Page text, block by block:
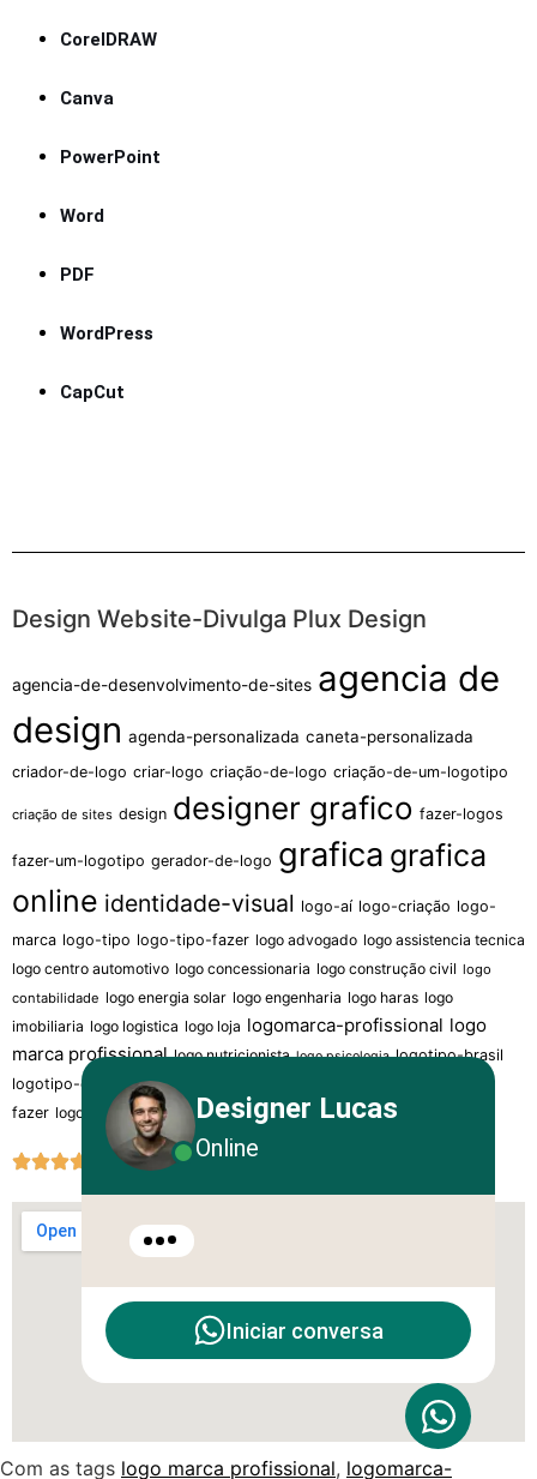
CorelDRAW
Canva
PowerPoint
Word
PDF
WordPress
CapCut
Design Website-Divulga Plux Design
agencia-de-desenvolvimento-de-sites agencia de
design agenda-personalizada caneta-personalizada
criador-de-logo criar-logo criação-de-logo criação-de-um-logotipo
criação de sites design designer grafico fazer-logos
fazer-um-logotipo gerador-de-logo grafica grafica
online identidade-visual logo-aí logo-criação logo-
marca logo-tipo logo-tipo-fazer logo advogado logo assistencia tecnica
logo centro automotivo logo concessionaria logo construção civil logo
contabilidade logo energia solar logo engenharia logo haras logo
imobiliaria logo logistica logo loja logomarca-profissional logo
marca profissional logo nutricionista logo psicologia logotipo-brasil
logotipo-criar
logotipo-marca
fazer logo transportadora logo vidraçaria
Com as tags logo marca profissional, logomarca-
Designer Lucas
Online
Iniciar conversa